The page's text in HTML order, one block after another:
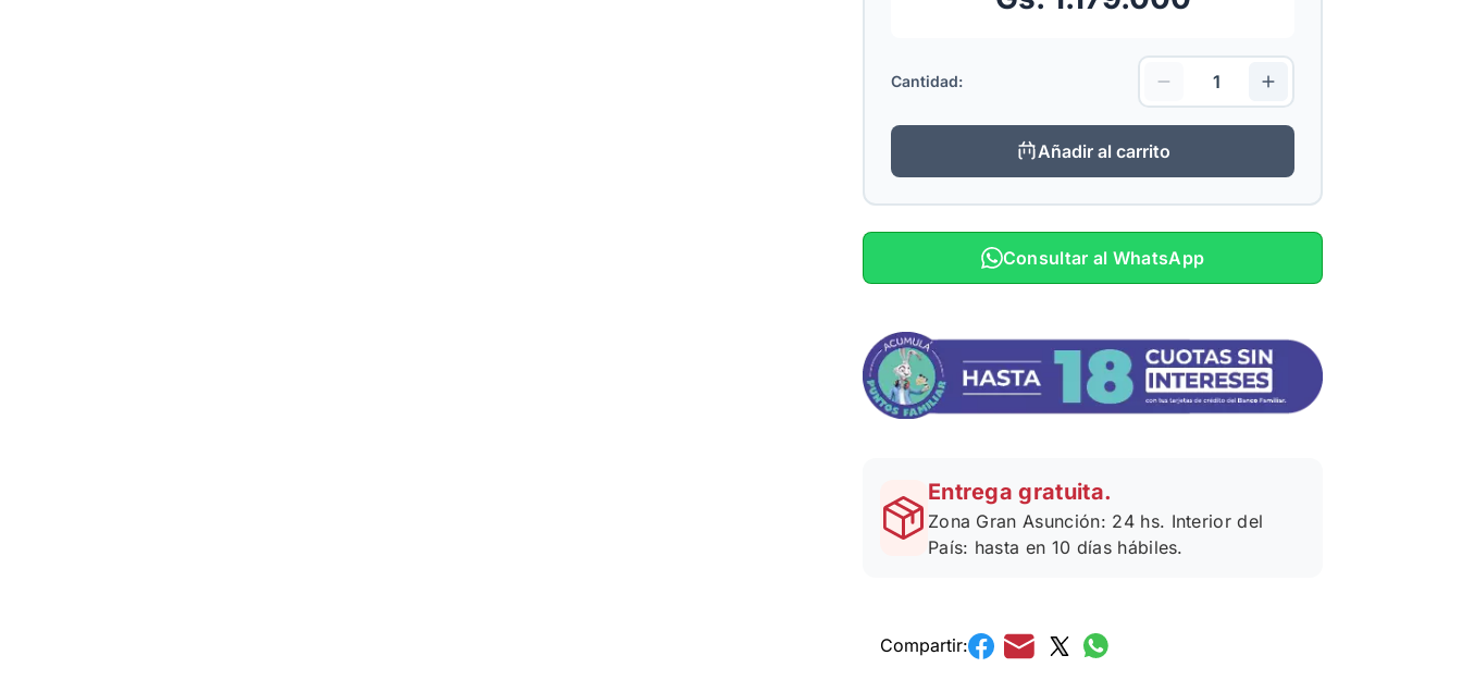
Cantidad:
Añadir al carrito
Consultar al WhatsApp
Entrega gratuita.
Zona Gran Asunción: 24 hs. Interior del
País: hasta en 10 días hábiles.
Compartir: